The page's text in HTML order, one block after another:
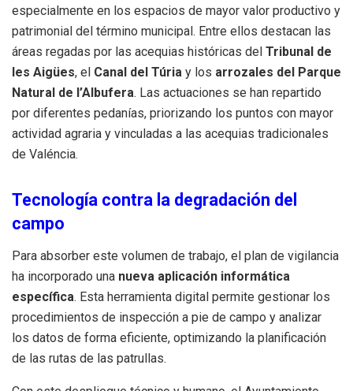
especialmente en los espacios de mayor valor productivo y
patrimonial del término municipal. Entre ellos destacan las
áreas regadas por las acequias históricas del Tribunal de
les Aigües, el Canal del Túria y los arrozales del Parque
Natural de l’Albufera. Las actuaciones se han repartido
por diferentes pedanías, priorizando los puntos con mayor
actividad agraria y vinculadas a las acequias tradicionales
de Valéncia.
Tecnología contra la degradación del
campo
Para absorber este volumen de trabajo, el plan de vigilancia
ha incorporado una nueva aplicación informática
específica. Esta herramienta digital permite gestionar los
procedimientos de inspección a pie de campo y analizar
los datos de forma eficiente, optimizando la planificación
de las rutas de las patrullas.